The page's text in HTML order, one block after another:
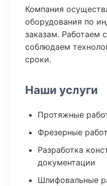
Компания
оборудования по
заказам. Работаем
соблюдаем
сроки.
Наши услуги
Протяжные
Фрезерные
Разработка
документации
Шлифовальные